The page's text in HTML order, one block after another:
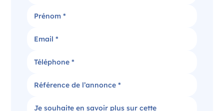
Plus d'infos
Candidater
Agence immobilière dans le Puy-de-Dôme
France